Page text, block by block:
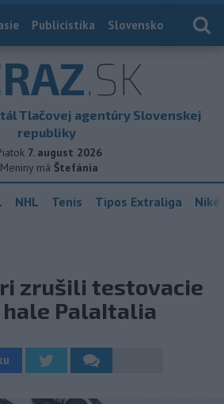
Publicistika Slovensko
.SK
Tlačovej agentúry Slovenskej
republiky
7. august 2026
Meniny má Štefánia
NHL Tenis Tipos Extraliga
zrušili testovacie
PalaItalia